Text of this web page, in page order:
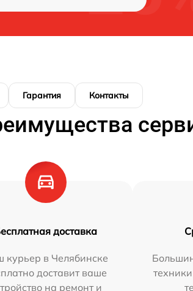
Гарантия Контакты
доставка
курьер в Челябинске
доставит ваше
на ремонт и